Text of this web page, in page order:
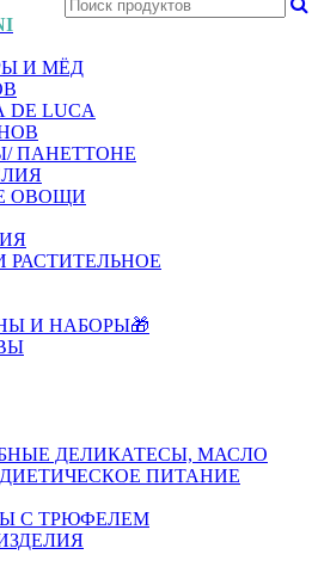
И МЁД
LUCA
ПАНЕТТОНЕ
ОВОЩИ
И НАБОРЫ🎁
ДЕЛИКАТЕСЫ, МАСЛО
ПИТАНИЕ
С ТРЮФЕЛЕМ